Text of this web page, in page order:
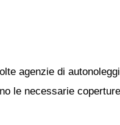
agenzie di
le necessarie